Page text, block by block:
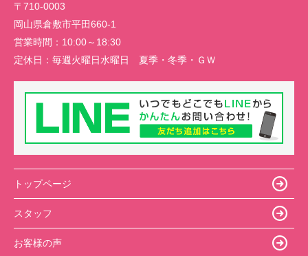
〒710-0003
岡山県倉敷市平田660-1
営業時間： 10:00～18:30
定休日： 毎週火曜日水曜日 夏季・冬季・ＧＷ
トップページ
スタッフ
お客様の声